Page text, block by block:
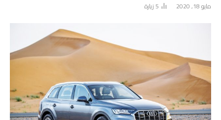
مايو 18, 2020 5 زيارة